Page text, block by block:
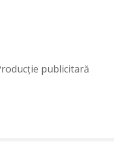
publicitară